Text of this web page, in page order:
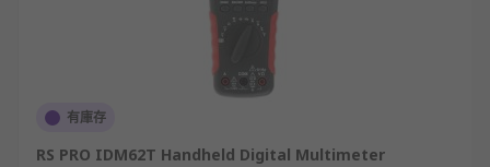
有庫存
RS PRO IDM62T Handheld Digital Multimeter